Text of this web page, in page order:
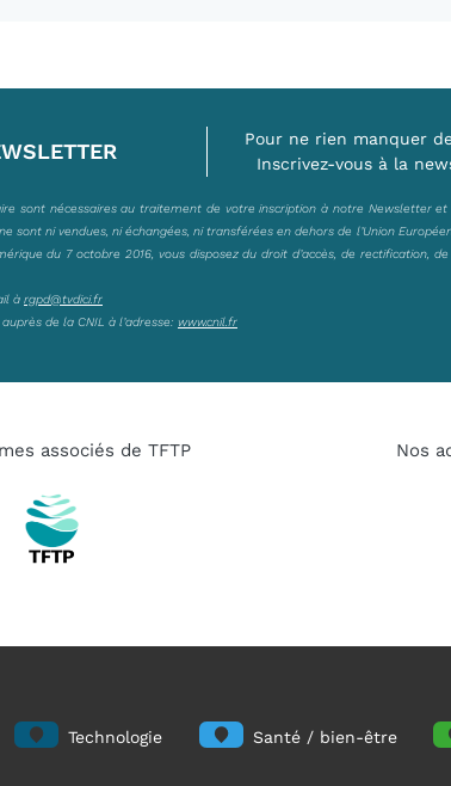
Pour ne rien manquer
Inscrivez-vous à la
sont nécessaires au traitement de votre inscription à notre Newsletter
sont ni vendues, ni échangées, ni transférées en dehors de l’Union
du 7 octobre 2016, vous disposez du droit d’accès, de
à rgpd@tvdici.fr
de la CNIL à l’adresse: www.cnil.fr
associés de TFTP Nos
Technologie Santé / bien-être